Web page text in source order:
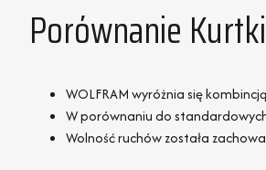
Porównanie
WOLFRAM wyróżnia się
W porównaniu do
Wolność ruchów została